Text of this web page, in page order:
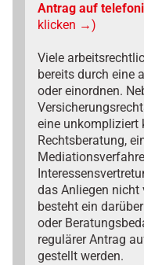
Antrag auf
klicken →)
Viele
bereits durch eine
oder einordnen.
eine unkompliziert
Rechtsberatung,
das Anliegen nicht
besteht ein
oder
regulärer Antrag
gestellt werden.